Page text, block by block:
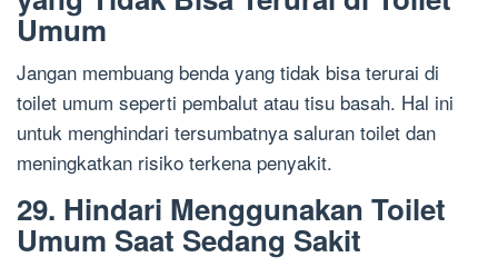
Umum
Jangan membuang benda yang tidak bisa terurai di
toilet umum seperti pembalut atau tisu basah. Hal ini
untuk menghindari tersumbatnya saluran toilet dan
meningkatkan risiko terkena penyakit.
29. Hindari Menggunakan Toilet
Umum Saat Sedang Sakit